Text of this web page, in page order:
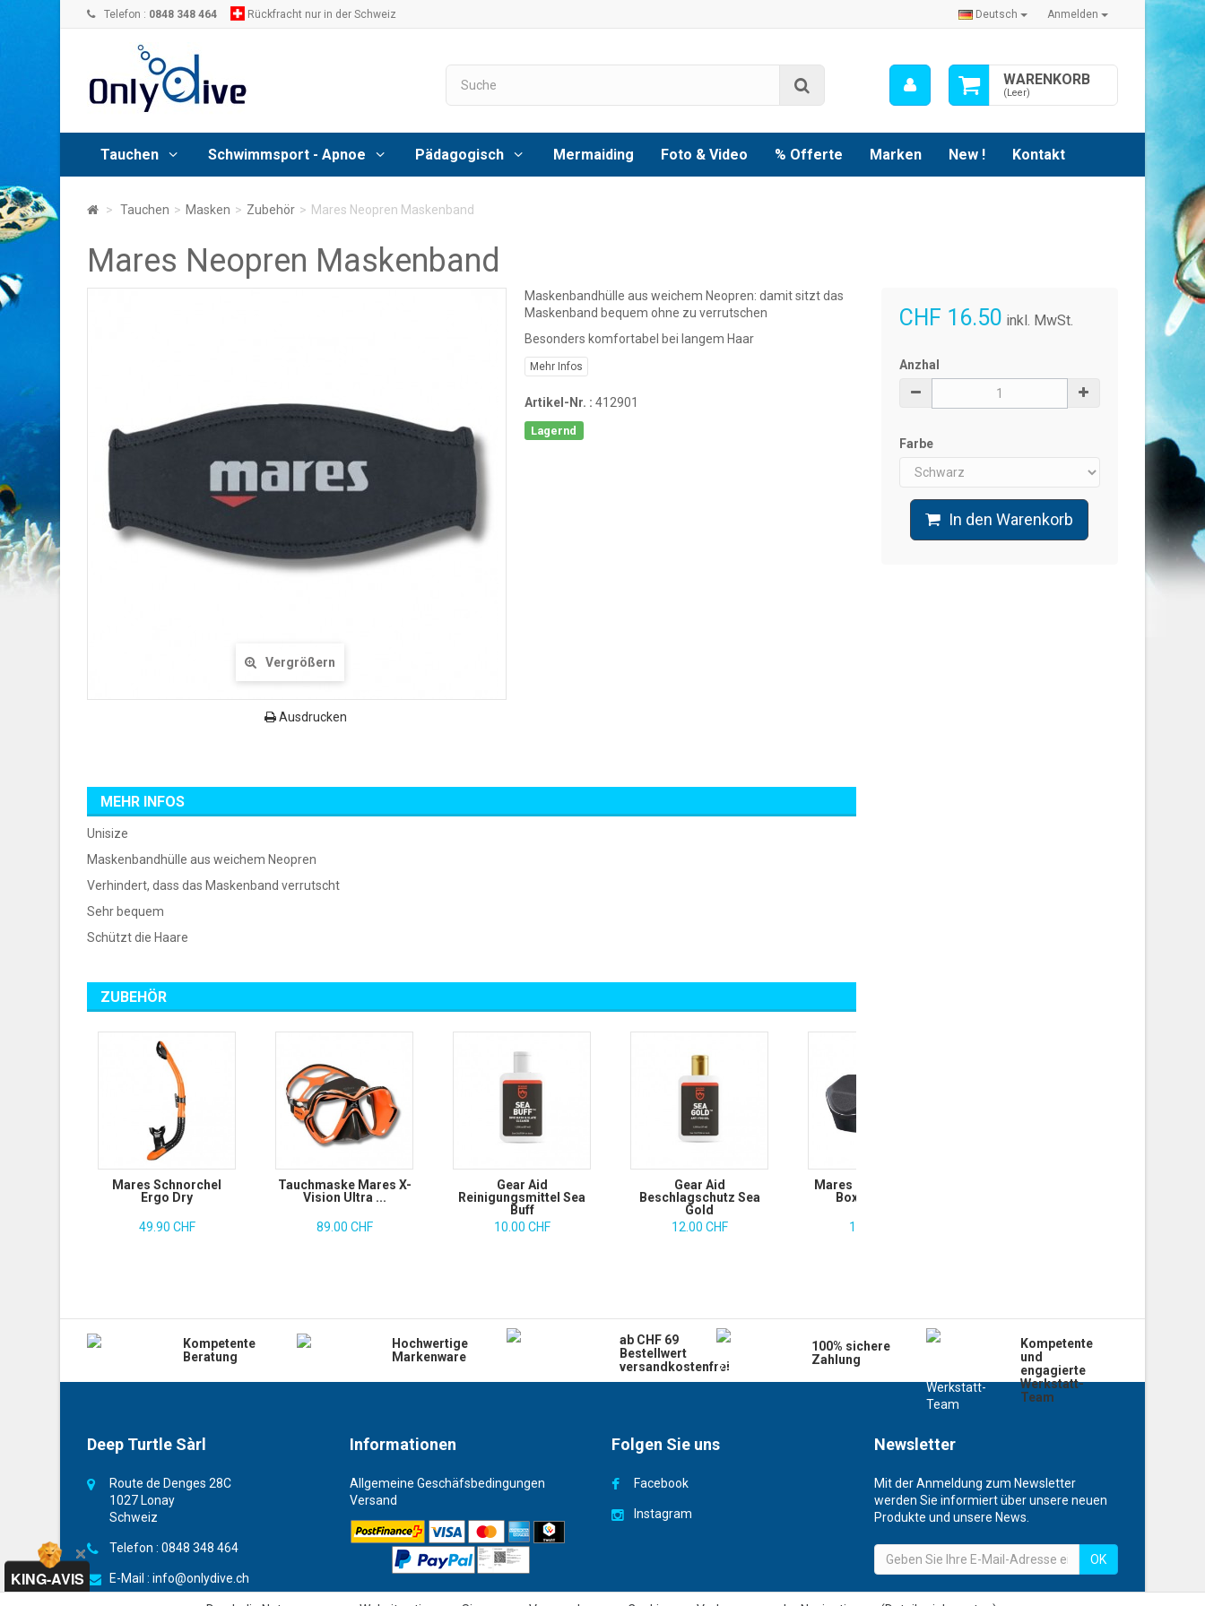
Anmelden
Telefon : 0848 348 464 Rückfracht nur in der Schweiz Deutsch
WARENKORB
(Leer)
Mein
Konto
Tauchen Schwimmsport - Apnoe Pädagogisch Mermaiding Foto & Video % Offerte Marken New ! Kontakt
> Tauchen > Masken > Zubehör > Mares Neopren Maskenband
Mares Neopren Maskenband
Vergrößern
Ausdrucken
CHF 16.50 inkl. MwSt.
Anzhal
Farbe
In den Warenkorb
Maskenbandhülle aus weichem Neopren: damit sitzt das
Maskenband bequem ohne zu verrutschen
Besonders komfortabel bei langem Haar
Mehr Infos
Artikel-Nr. : 412901
Lagernd
MEHR INFOS
Unisize
Maskenbandhülle aus weichem Neopren
Verhindert, dass das Maskenband verrutscht
Sehr bequem
Schützt die Haare
ZUBEHÖR
Mares Schnorchel
Ergo Dry
49.90 CHF
Tauchmaske Mares X-
Vision Ultra ...
89.00 CHF
Gear Aid
Reinigungsmittel Sea
Buff
10.00 CHF
Gear Aid
Beschlagschutz Sea
Gold
12.00 CHF
Mares Tauchmasken
Box Shell oval
19.00 CHF
Kompetente
Beratung
Hochwertige
Markenware
ab CHF 69
Bestellwert
versandkostenfrei
100% sichere
Zahlung
Kompetente
und
engagierte
Werkstatt-
Team
Deep Turtle Sàrl
Route de Denges 28C
1027 Lonay
Schweiz
Telefon : 0848 348 464
E-Mail : info@onlydive.ch
Informationen
Allgemeine Geschäfsbedingungen
Versand
Folgen Sie uns
Facebook
Instagram
Newsletter
Mit der Anmeldung zum Newsletter
werden Sie informiert über unsere neuen
Produkte und unsere News.
OK
KING-AVIS